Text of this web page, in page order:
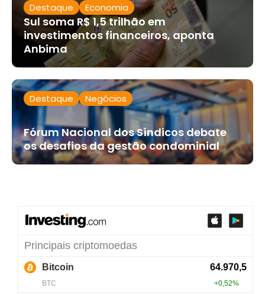
Destaque Economia
Sul soma R$ 1,5 trilhão em
investimentos financeiros, aponta
Anbima
Destaque Negócios
Fórum Nacional dos Síndicos debate
os desafios da gestão condominial